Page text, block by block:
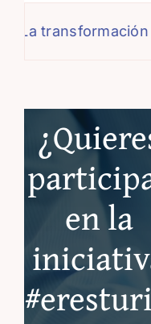
del
en la